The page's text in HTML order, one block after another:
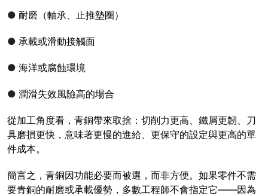
● 耐磨（軸承、止推墊圈）
● 承載或滑動接觸面
● 海洋或腐蝕環境
● 潤滑失效風險高的場合
從加工角度看，青銅帶來取捨：切削力更高、鐵屑更韌、刀
具磨損更快，意味著更慢的進給、更保守的設定與更高的單
件成本。
簡言之，青銅因功能必要而被選，而非方便。如果零件不需
要青銅的耐磨或承載優勢，多數工程師不會指定它——因為